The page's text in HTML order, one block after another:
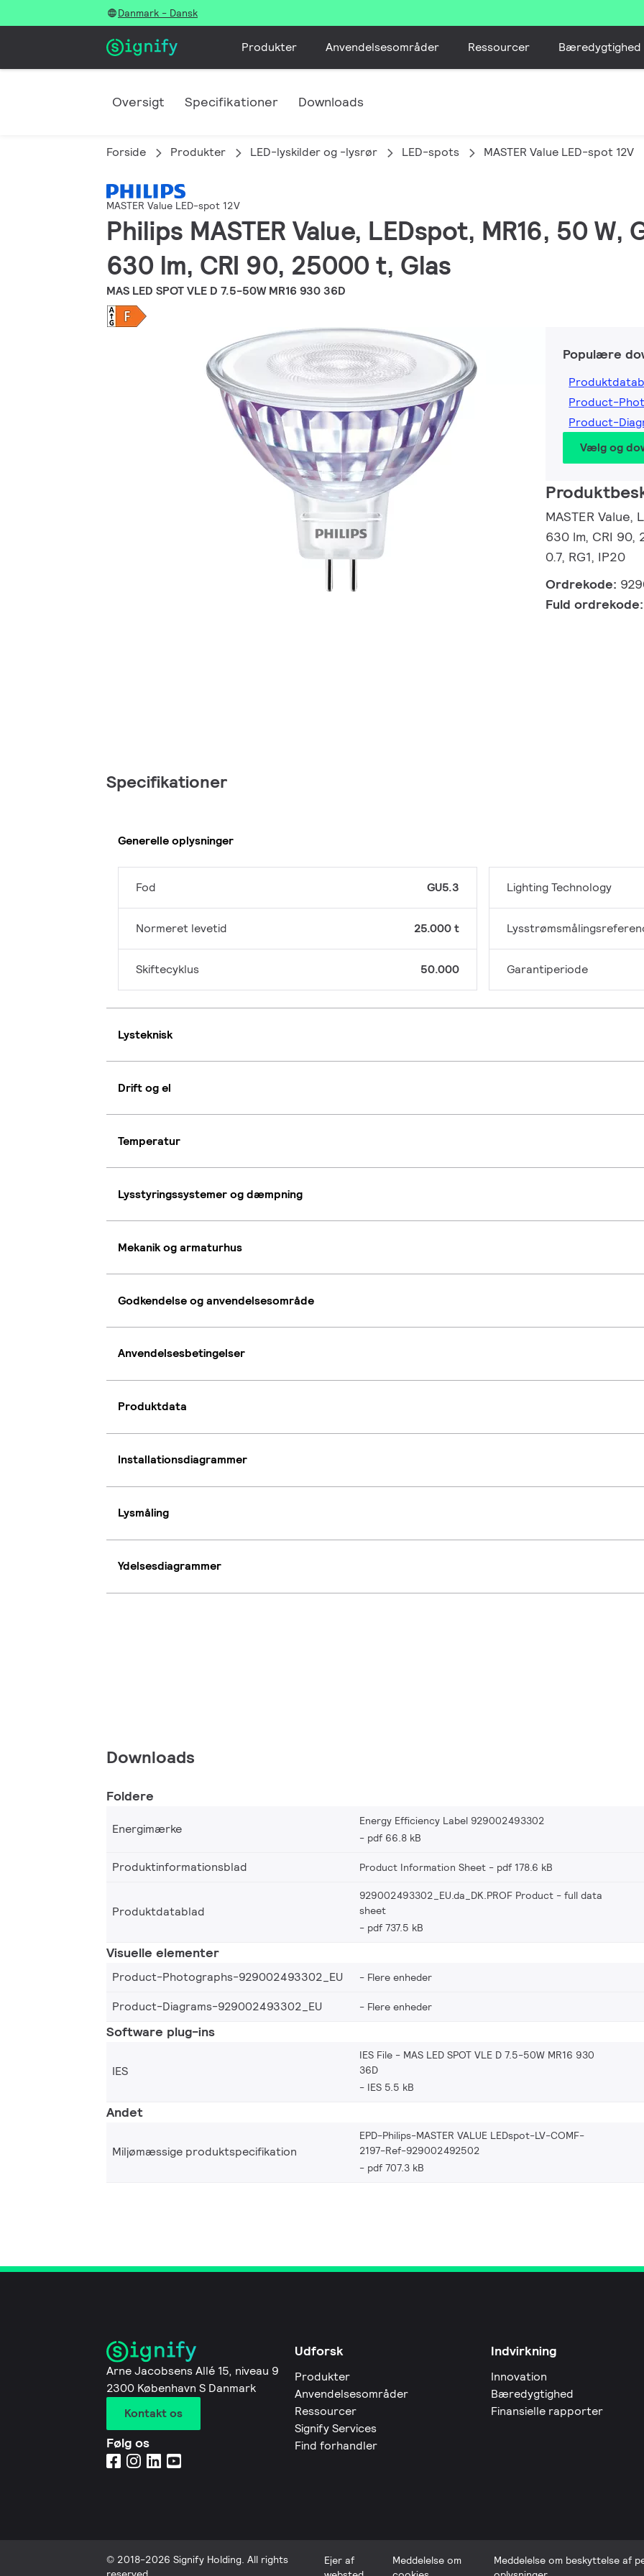
Danmark - Dansk
Produkter Anvendelsesområder Ressourcer Bæredygtighed
Oversigt Specifikationer Downloads
Forside Produkter LED-lyskilder og -lysrør LED-spots MASTER Value LED-spot 12V
MASTER Value LED-spot 12V
Philips MASTER Value, LEDspot, MR16, 50 W,
630 lm, CRI 90, 25000 t, Glas
MAS LED SPOT VLE D 7.5-50W MR16 930 36D
Populære
Product-
Product-
Vælg og
MASTER Value,
630 lm, CRI 90,
0.7, RG1, IP20
Ordrekode:
Fuld
Specifikationer
Generelle oplysninger
Fod GU5.3
Normeret levetid 25.000 t
Skiftecyklus 50.000
Lighting Technology
Garantiperiode
Lysteknisk
Drift og el
Temperatur
Lysstyringssystemer og dæmpning
Mekanik og armaturhus
Godkendelse og anvendelsesområde
Anvendelsesbetingelser
Produktdata
Installationsdiagrammer
Lysmåling
Ydelsesdiagrammer
Downloads
Foldere
Energimærke
Energy Efficiency Label 929002493302
pdf 66.8 kB
Produktinformationsblad Product Information Sheet pdf 178.6 kB
Produktdatablad
929002493302_EU.da_DK.PROF Product - full data
sheet
pdf 737.5 kB
Visuelle elementer
Product-Photographs-929002493302_EU Flere enheder
Product-Diagrams-929002493302_EU Flere enheder
Software plug-ins
IES
IES File - MAS LED SPOT VLE D 7.5-50W MR16 930
36D
IES 5.5 kB
Andet
Miljømæssige produktspecifikation
EPD-Philips-MASTER VALUE LEDspot-LV-COMF-
2197-Ref-929002492502
pdf 707.3 kB
Arne Jacobsens Allé 15, niveau 9
2300 København S Danmark
Kontakt os
Følg os
Udforsk
Produkter
Anvendelsesområder
Ressourcer
Signify Services
Find forhandler
Indvirkning
Innovation
Bæredygtighed
Finansielle rapporter
© 2018-2026 Signify Holding. All rights
Ejer af
Meddelelse om
Meddelelse om beskyttelse af